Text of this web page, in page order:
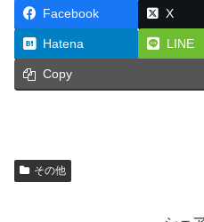
Facebook X
Hatena LINE
Copy
その他